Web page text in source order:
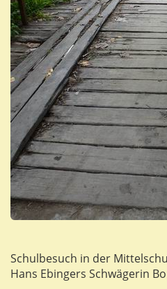
Schulbesuch in der
Hans Ebingers Schwägerin